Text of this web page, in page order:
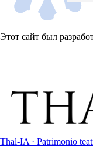
Этот сайт был
Thal-IA · Patrimonio